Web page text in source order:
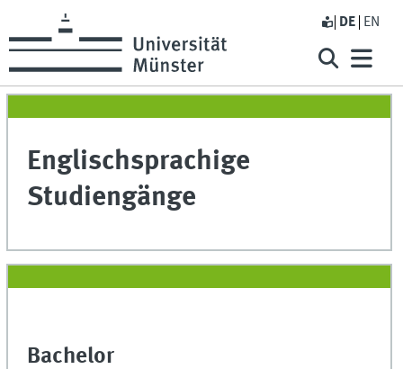
DE EN
Englischsprachige
Studiengänge
Bachelor